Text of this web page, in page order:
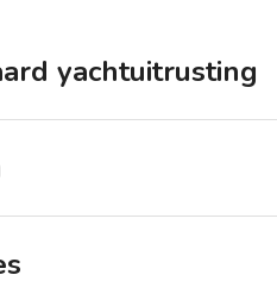
yachtuitrusting
Motorjachten